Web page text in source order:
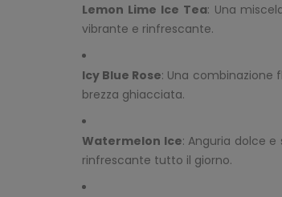
Lemon Lime Ice Tea: Una
vibrante e rinfrescante.
Icy Blue Rose: Una combinazione
brezza ghiacciata.
Watermelon Ice: Anguria dolce
rinfrescante tutto il giorno.